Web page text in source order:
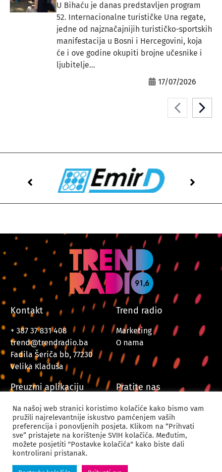
U Bihaću je danas predstavljen program
52. Internacionalne turističke Una regate,
jedne od najznačajnijih turističko-sportskih
manifestacija u Bosni i Hercegovini, koja
će i ove godine okupiti brojne učesnike i
ljubitelje...
17/07/2026
Kontakt
+ 387 37 831 408
trend@trendradio.ba
Fadila Šeriča bb, 77230
Velika Kladuša
Trend radio
Marketing
O nama
Preuzmi aplikaciju Pratite nas
© 2024. Trend Radio Velika Kladuša. Sva prava zadržana.
Na našoj web stranici koristimo kolačiće kako bismo vam
pružili najrelevantnije iskustvo pamćenjem vaših
preferencija i ponovljenih posjeta. Klikom na “Prihvati
sve” pristajete na korištenje SVIH kolačića. Međutim,
možete posjetiti "Postavke kolačića" kako biste dali
kontrolirani pristanak.